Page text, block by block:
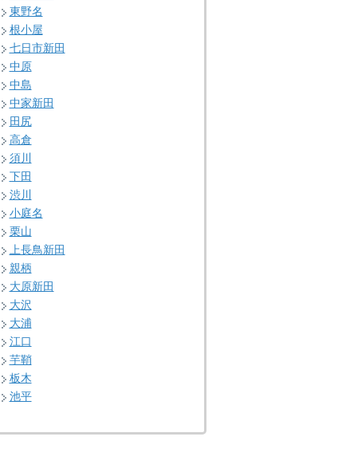
東野名
根小屋
七日市新田
中原
中島
中家新田
田尻
高倉
須川
下田
渋川
小庭名
栗山
上長鳥新田
親柄
大原新田
大沢
大浦
江口
芋鞘
板木
池平